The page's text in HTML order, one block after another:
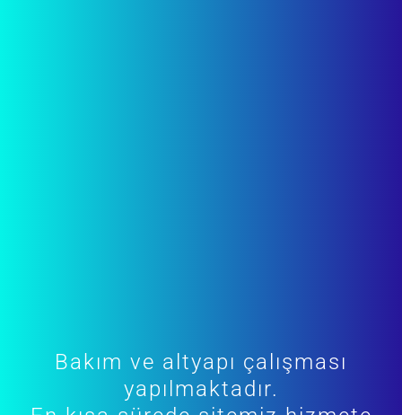
Bakım ve altyapı çalışması
yapılmaktadır.